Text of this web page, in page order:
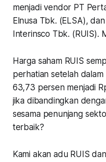
menjadi vendor PT
Elnusa Tbk. (ELSA),
Interinsco Tbk. (RUIS).
Harga saham RUIS
perhatian setelah
63,73 persen menjadi
jika dibandingkan
sesama penunjang
terbaik?
Kami akan adu RUIS